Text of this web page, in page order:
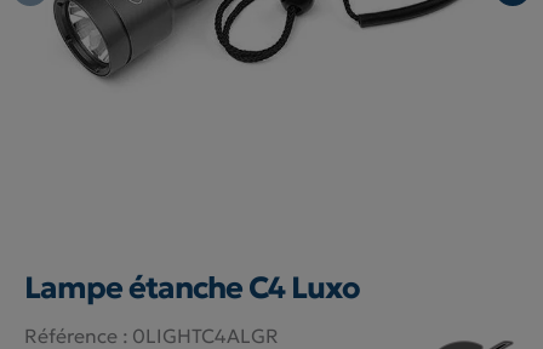
Lampe étanche C4 Luxo
Référence : 0LIGHTC4ALGR